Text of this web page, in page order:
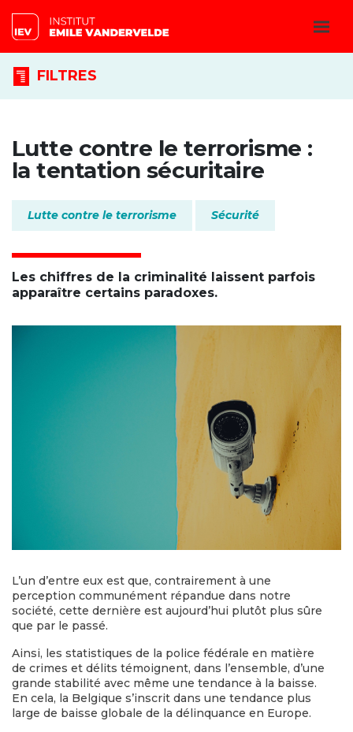
FILTRES
Lutte contre le terrorisme :
la tentation sécuritaire
Lutte contre le terrorisme Sécurité
Les chiffres de la criminalité laissent parfois
apparaître certains paradoxes.
L’un d’entre eux est que, contrairement à une
perception communément répandue dans notre
société, cette dernière est aujourd’hui plutôt plus sûre
que par le passé.
Ainsi, les statistiques de la police fédérale en matière
de crimes et délits témoignent, dans l’ensemble, d’une
grande stabilité avec même une tendance à la baisse.
En cela, la Belgique s’inscrit dans une tendance plus
large de baisse globale de la délinquance en Europe.